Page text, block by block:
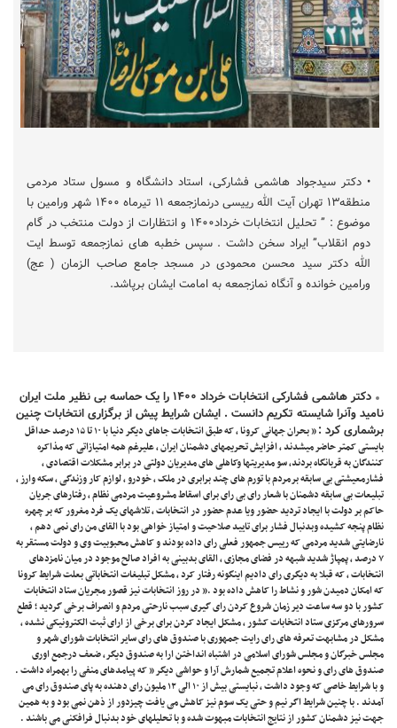
• دکتر سیدجواد هاشمی فشارکی، استاد دانشگاه و مسول ستاد مردمی
منطقه۱۳ تهران آیت الله رییسی درنمازجمعه ۱۱ تیرماه ۱۴۰۰ شهر ورامین با
موضوع : ” تحلیل انتخابات خرداد۱۴۰۰ و انتظارات از دولت منتخب در گام
دوم انقلاب” ایراد سخن داشت . سپس خطبه های نمازجمعه توسط ایت
الله دکتر سید محسن محمودی در مسجد جامع صاحب الزمان ( عج)
ورامین خوانده و آنگاه نمازجمعه به امامت ایشان برپاشد.
دکتر هاشمی فشارکی انتخابات خرداد ۱۴۰۰ را یک حماسه بی نظیر ملت ایران
نامید وآنرا شایسته تکریم دانست . ایشان شرایط پیش از برگزاری انتخابات چنین
برشماری کرد :
” بحران جهانی کرونا ، که طبق انتخابات جاهای دیگر دنیا با ۱۰ تا ۱۵ درصد حداقل
بایستی کمتر حاضر میشدند ، افزایش تحریمهای دشمنان ایران ، علیرغم همه امتیازاتی که مذاکره
کنندگان به قربانگاه بردند، سو مدیریتها وکاهلی های مدیریان دولتی در برابر مشکلات اقتصادی ،
فشارمعیشتی بی سابقه برمردم با تورم های چند برابری در ملک ، خودرو ، لوازم کار وزندگی ، سکه وارز ،
تبلیعات بی سابقه دشمنان با شعار رای بی رای برای اسقاط مشروعیت مردمی نظام ، رفتارهای جریان
حاکم بر دولت با ایجاد تردید حضور ویا عدم حضور در انتخابات ، تلاشهای یک فرد مغرور که بر چهره
نظام پنجه کشیده وبدنبال فشار برای تایید صلاحیت و امتیاز خواهی بود با القای من رای نمی دهم ،
نارضایتی شدید مردمی که رییس جمهور فعلی رای داده بودند و کاهش محبوبیت وی و دولت مستقر به
۷ درصد ، پمپاژ شدید شبهه در فضای مجازی ، القای بدبینی به افراد صالح موجود در میان نامزدهای
انتخابات ، که قبلا به دیگری رای دادیم اینگونه رفتار کرد ، مشکل تبلیغات انتخاباتی بعلت شرایط کرونا
که امکان دمیدن شور و نشاط را کاهش داده بود .” در روز انتخابات نیز قصور مجریان ستاد انتخابات
کشور با دو سه ساعت دیر زمان شروع کردن رای گیری سبب نارحتی مردم و انصراف برخی گردید ؛ قطع
سرورهای مرکزی ستاد انتخابات کشور ، مشکل ایجاد کردن برای برخی از ارای ثبت الکترونیکی نشده ،
مشکل در مشابهت تعرفه های رای رایت جمهوری با صندوق های رای سایر انتخابات شورای شهر و
مجلس خبرگان و مجلس شورای اسلامی در اشتباه انداختن ارا به صندوق دیگر، ضعف درجمع اوری
صندوق های رای و نحوه اعلام تجمیع شمارش آرا و حواشی دیگر ” که پیامدهای منفی را بهمراه داشت .
و با شرایط خاصی که وجود داشت ، نبایستی بیش از ۱۰ الی ۱۲ ملیون رای دهنده به پای صندوق رای می
آمدند . با چنین شرایط اگر نیم و حتی یک سوم نیز کاهش می یافت چیزدور از ذهن نمی بود و به همین
جهت نیز دشمنان کشور از نتایج انتخابات مبهوت شده و با تحلیلهای خود بدنبال فرافکنی می باشند .